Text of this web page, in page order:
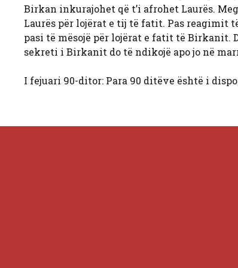
Birkan inkurajohet që t’i afrohet Laurës.
Laurës për lojërat e tij të fatit. Pas reagimit
pasi të mësojë për lojërat e fatit të Birkanit.
sekreti i Birkanit do të ndikojë apo jo në
I fejuari 90-ditor: Para 90 ditëve është i